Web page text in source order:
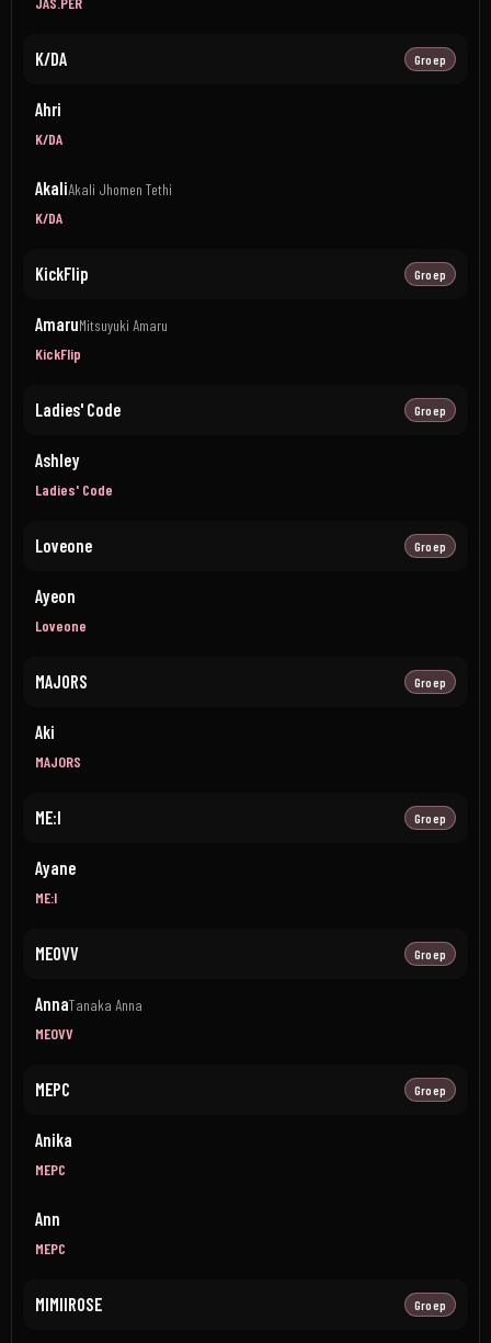
K/DA Groep
Ahri
K/DA
AkaliAkali Jhomen Tethi
K/DA
KickFlip Groep
AmaruMitsuyuki Amaru
KickFlip
Ladies' Code Groep
Ashley
Ladies' Code
Loveone Groep
Ayeon
Loveone
MAJORS Groep
Aki
MAJORS
ME:I Groep
Ayane
ME:I
MEOVV Groep
AnnaTanaka Anna
MEOVV
MEPC Groep
Anika
MEPC
Ann
MEPC
MIMIIROSE Groep